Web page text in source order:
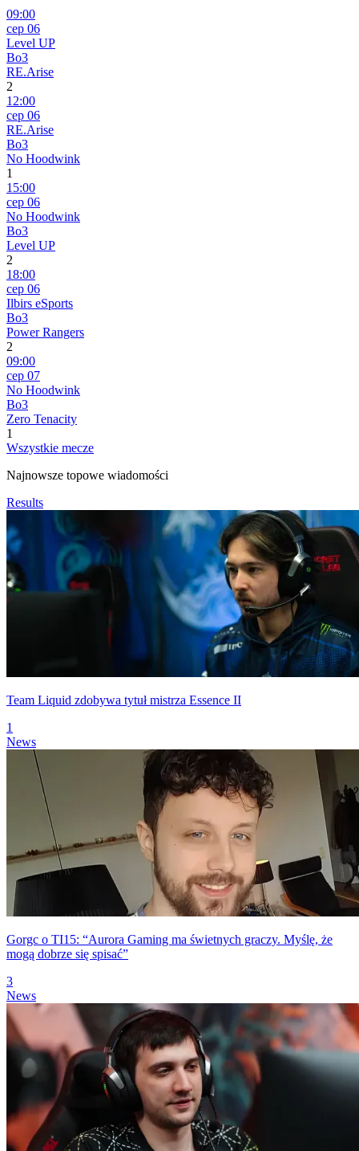
09:00
сер 06
Level UP
Bo3
RE.Arise
2
12:00
сер 06
RE.Arise
Bo3
No Hoodwink
1
15:00
сер 06
No Hoodwink
Bo3
Level UP
2
18:00
сер 06
Ilbirs eSports
Bo3
Power Rangers
2
09:00
сер 07
No Hoodwink
Bo3
Zero Tenacity
1
Wszystkie mecze
Najnowsze topowe wiadomości
Results
Team Liquid zdobywa tytuł mistrza Essence II
1
News
Gorgc o TI15: “Aurora Gaming ma świetnych graczy. Myślę, że
mogą dobrze się spisać”
3
News